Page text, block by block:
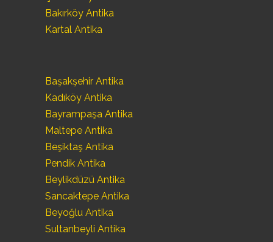
Bakırköy Antika
Kartal Antika
Başakşehir Antika
Kadıköy Antika
Bayrampaşa Antika
Maltepe Antika
Beşiktaş Antika
Pendik Antika
Beylikdüzü Antika
Sancaktepe Antika
Beyoğlu Antika
Sultanbeyli Antika